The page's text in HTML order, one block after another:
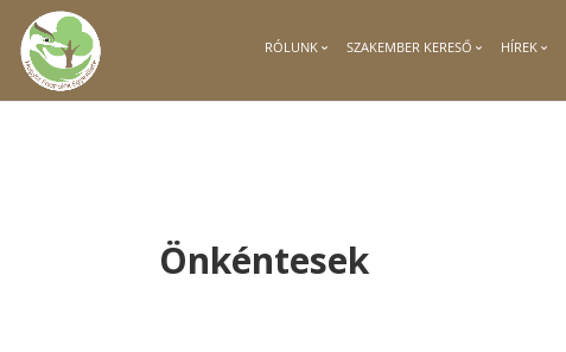
RÓLUNK SZAKEMBER KERESŐ HÍREK
Önkéntesek